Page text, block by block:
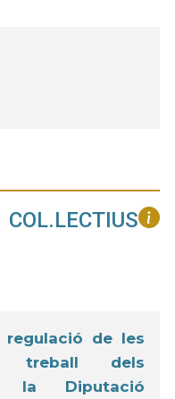
de les
treball dels
la Diputació